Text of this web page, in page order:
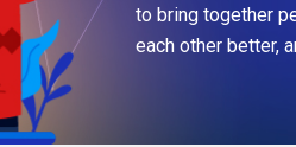
to bring together
each other better,